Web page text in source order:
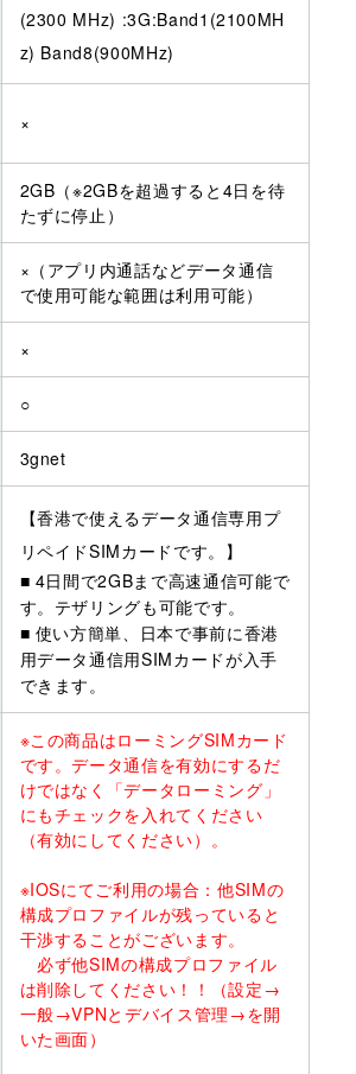
(2300 MHz) :3G:Band1(2100MH
z) Band8(900MHz)
×
2GB（※2GBを超過すると4日を待
たずに停止）
×（アプリ内通話などデータ通信
で使用可能な範囲は利用可能）
×
○
3gnet
【香港で使えるデータ通信専用プ
リペイドSIMカードです。】
■ 4日間で2GBまで高速通信可能で
す。テザリングも可能です。
■ 使い方簡単、日本で事前に香港
用データ通信用SIMカードが入手
できます。
※この商品はローミングSIMカード
です。データ通信を有効にするだ
けではなく「データローミング」
にもチェックを入れてください
（有効にしてください）。
※IOSにてご利用の場合：他SIMの
構成プロファイルが残っていると
干渉することがございます。
必ず他SIMの構成プロファイル
は削除してください！！（設定→
一般→VPNとデバイス管理→を開
いた画面）